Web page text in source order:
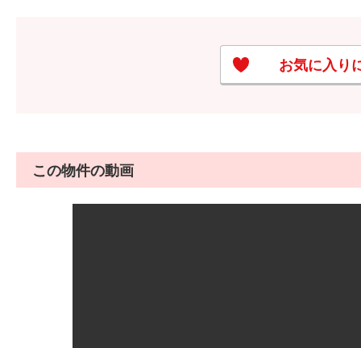
お気に入り
この物件の動画